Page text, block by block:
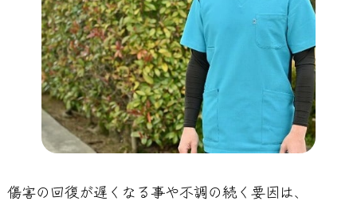
傷害の回復が遅くなる事や不調の続く要因は、